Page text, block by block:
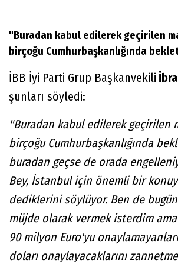
"Buradan kabul edilerek geçirilen
birçoğu Cumhurbaşkanlığında
İBB İyi Parti Grup Başkanvekili
şunları söyledi:
"Buradan kabul edilerek geçirilen
birçoğu Cumhurbaşkanlığında
buradan geçse de orada
Bey, İstanbul için önemli bir
dediklerini söylüyor. Ben de
müjde olarak vermek isterdim
90 milyon Euro'yu
doları onaylayacaklarını